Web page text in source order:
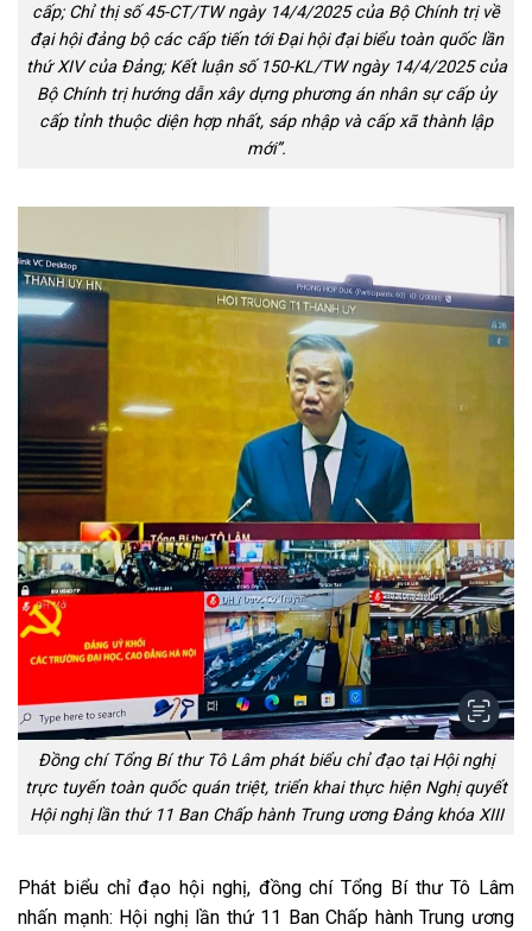
cấp; Chỉ thị số 45-CT/TW ngày 14/4/2025 của Bộ Chính trị về
đại hội đảng bộ các cấp tiến tới Đại hội đại biểu toàn quốc lần
thứ XIV của Đảng; Kết luận số 150-KL/TW ngày 14/4/2025 của
Bộ Chính trị hướng dẫn xây dựng phương án nhân sự cấp ủy
cấp tỉnh thuộc diện hợp nhất, sáp nhập và cấp xã thành lập
mới”.
Đồng chí Tổng Bí thư Tô Lâm phát biểu chỉ đạo tại Hội nghị
trực tuyến toàn quốc quán triệt, triển khai thực hiện Nghị quyết
Hội nghị lần thứ 11 Ban Chấp hành Trung ương Đảng khóa XIII
Phát biểu chỉ đạo hội nghị, đồng chí Tổng Bí thư Tô Lâm
nhấn mạnh: Hội nghị lần thứ 11 Ban Chấp hành Trung ương